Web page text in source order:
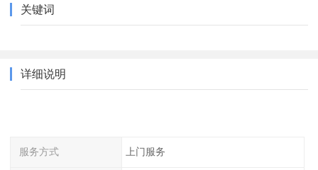
关键词
详细说明
服务方式 上门服务